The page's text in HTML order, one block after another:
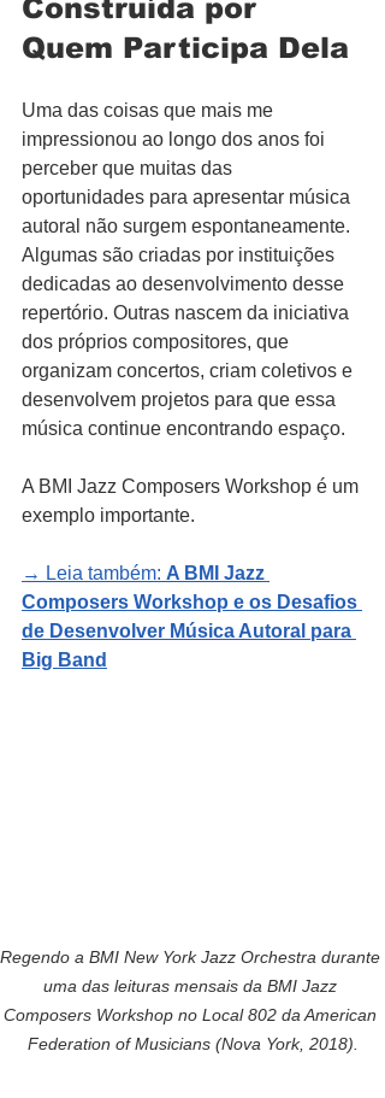
Construída por
Quem Participa Dela
Uma das coisas que mais me
impressionou ao longo dos anos foi
perceber que muitas das
oportunidades para apresentar música
autoral não surgem espontaneamente.
Algumas são criadas por instituições
dedicadas ao desenvolvimento desse
repertório. Outras nascem da iniciativa
dos próprios compositores, que
organizam concertos, criam coletivos e
desenvolvem projetos para que essa
música continue encontrando espaço.
A BMI Jazz Composers Workshop é um
exemplo importante.
→ Leia também: A BMI Jazz
Composers Workshop e os Desafios
de Desenvolver Música Autoral para
Big Band
Regendo a BMI New York Jazz Orchestra durante
uma das leituras mensais da BMI Jazz
Composers Workshop no Local 802 da American
Federation of Musicians (Nova York, 2018).